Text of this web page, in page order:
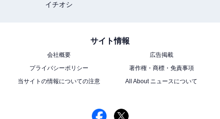
イチオシ
サイト情報
会社概要
広告掲載
プライバシーポリシー
著作権・商標・免責事項
当サイトの情報についての注意
All About ニュースについて